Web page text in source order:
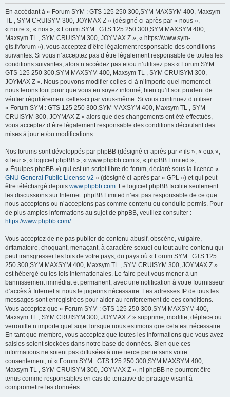
e
En accédant à « Forum SYM : GTS 125 250 300,SYM MAXSYM 400, Maxsym
TL , SYM CRUISYM 300, JOYMAX Z » (désigné ci-après par « nous »,
« notre », « nos », « Forum SYM : GTS 125 250 300,SYM MAXSYM 400,
Maxsym TL , SYM CRUISYM 300, JOYMAX Z », « https://www.sym-
gts.fr/forum »), vous acceptez d’être légalement responsable des conditions
suivantes. Si vous n’acceptez pas d’être légalement responsable de toutes les
conditions suivantes, alors n’accédez pas et/ou n’utilisez pas « Forum SYM :
GTS 125 250 300,SYM MAXSYM 400, Maxsym TL , SYM CRUISYM 300,
JOYMAX Z ». Nous pouvons modifier celles-ci à n’importe quel moment et
nous ferons tout pour que vous en soyez informé, bien qu’il soit prudent de
vérifier régulièrement celles-ci par vous-même. Si vous continuez d’utiliser
« Forum SYM : GTS 125 250 300,SYM MAXSYM 400, Maxsym TL , SYM
CRUISYM 300, JOYMAX Z » alors que des changements ont été effectués,
vous acceptez d’être légalement responsable des conditions découlant des
mises à jour et/ou modifications.
Nos forums sont développés par phpBB (désigné ci-après par « ils », « eux »,
« leur », « logiciel phpBB », « www.phpbb.com », « phpBB Limited »,
« Équipes phpBB ») qui est un script libre de forum, déclaré sous la licence «
GNU General Public License v2 » (désigné ci-après par « GPL ») et qui peut
être téléchargé depuis www.phpbb.com. Le logiciel phpBB facilite seulement
les discussions sur Internet. phpBB Limited n’est pas responsable de ce que
nous acceptons ou n’acceptons pas comme contenu ou conduite permis. Pour
de plus amples informations au sujet de phpBB, veuillez consulter :
https://www.phpbb.com/.
Vous acceptez de ne pas publier de contenu abusif, obscène, vulgaire,
diffamatoire, choquant, menaçant, à caractère sexuel ou tout autre contenu qui
peut transgresser les lois de votre pays, du pays où « Forum SYM : GTS 125
250 300,SYM MAXSYM 400, Maxsym TL , SYM CRUISYM 300, JOYMAX Z »
est hébergé ou les lois internationales. Le faire peut vous mener à un
bannissement immédiat et permanent, avec une notification à votre fournisseur
d’accès à Internet si nous le jugeons nécessaire. Les adresses IP de tous les
messages sont enregistrées pour aider au renforcement de ces conditions.
Vous acceptez que « Forum SYM : GTS 125 250 300,SYM MAXSYM 400,
Maxsym TL , SYM CRUISYM 300, JOYMAX Z » supprime, modifie, déplace ou
verrouille n’importe quel sujet lorsque nous estimons que cela est nécessaire.
En tant que membre, vous acceptez que toutes les informations que vous avez
saisies soient stockées dans notre base de données. Bien que ces
informations ne soient pas diffusées à une tierce partie sans votre
consentement, ni « Forum SYM : GTS 125 250 300,SYM MAXSYM 400,
Maxsym TL , SYM CRUISYM 300, JOYMAX Z », ni phpBB ne pourront être
tenus comme responsables en cas de tentative de piratage visant à
compromettre les données.